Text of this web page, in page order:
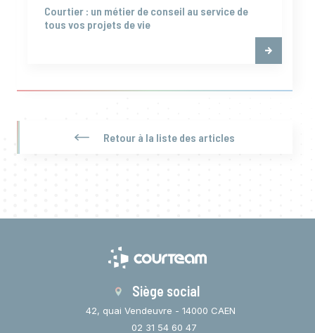
Courtier : un métier de conseil au service de
tous vos projets de vie
Retour à la liste des articles
Siège social
42, quai Vendeuvre - 14000 CAEN
02 31 54 60 47